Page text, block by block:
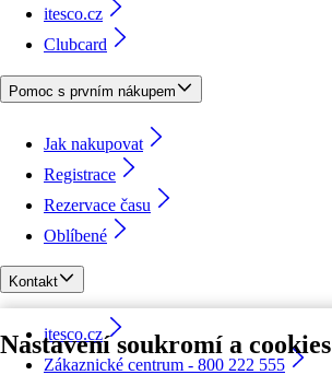
Nastavení soukromí a cookies
itesco.cz
Clubcard
Pomoc s prvním nákupem
Jak nakupovat
Registrace
Rezervace času
Oblíbené
Kontakt
itesco.cz
Zákaznické centrum - 800 222 555